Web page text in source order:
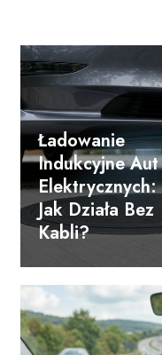
Ładowanie
Indukcyjne Aut
Elektrycznych:
Jak Działa Bez
Kabli?